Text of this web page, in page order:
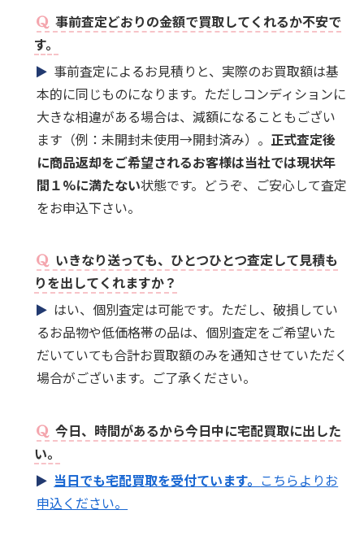
事前査定どおりの金額で買取してくれるか不安で
す。
事前査定によるお見積りと、実際のお買取額は基
本的に同じものになります。ただしコンディションに
大きな相違がある場合は、減額になることもござい
ます（例：未開封未使用→開封済み）。 正式査定後
に商品返却をご希望されるお客様は当社では現状年
間１%に満たない状態です。どうぞ、ご安心して査定
をお申込下さい。
いきなり送っても、ひとつひとつ査定して見積も
りを出してくれますか？
はい、個別査定は可能です。ただし、破損してい
るお品物や低価格帯の品は、個別査定をご希望いた
だいていても合計お買取額のみを通知させていただく
場合がございます。ご了承ください。
今日、時間があるから今日中に宅配買取に出した
い。
当日でも宅配買取を受付ています。 こちらよりお
申込ください。